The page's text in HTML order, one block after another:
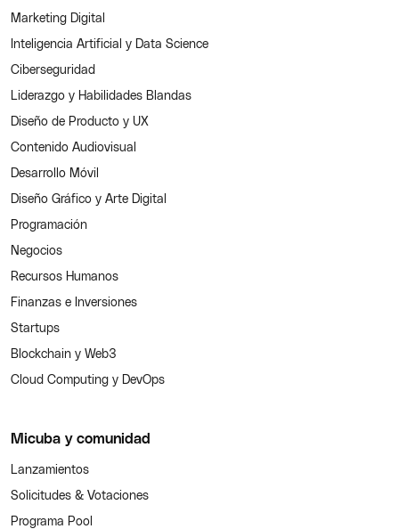
Marketing Digital
Inteligencia Artificial y Data Science
Ciberseguridad
Liderazgo y Habilidades Blandas
Diseño de Producto y UX
Contenido Audiovisual
Desarrollo Móvil
Diseño Gráfico y Arte Digital
Programación
Negocios
Recursos Humanos
Finanzas e Inversiones
Startups
Blockchain y Web3
Cloud Computing y DevOps
Micuba y comunidad
Lanzamientos
Solicitudes & Votaciones
Programa Pool